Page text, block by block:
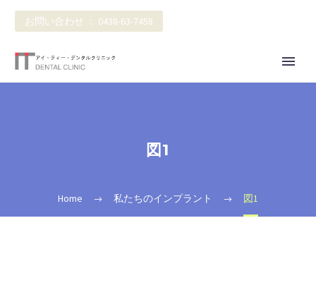
お問い合わせ ： 0438-63-7458
図1
Home 私たちのインプラント 図1